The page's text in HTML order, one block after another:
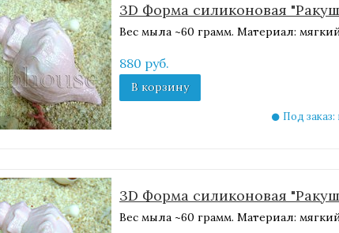
3D Форма силиконовая
Вес мыла ~60 грамм. Материал:
880 руб.
В корзину
Под
3D Форма силиконовая
Вес мыла ~60 грамм. Материал: